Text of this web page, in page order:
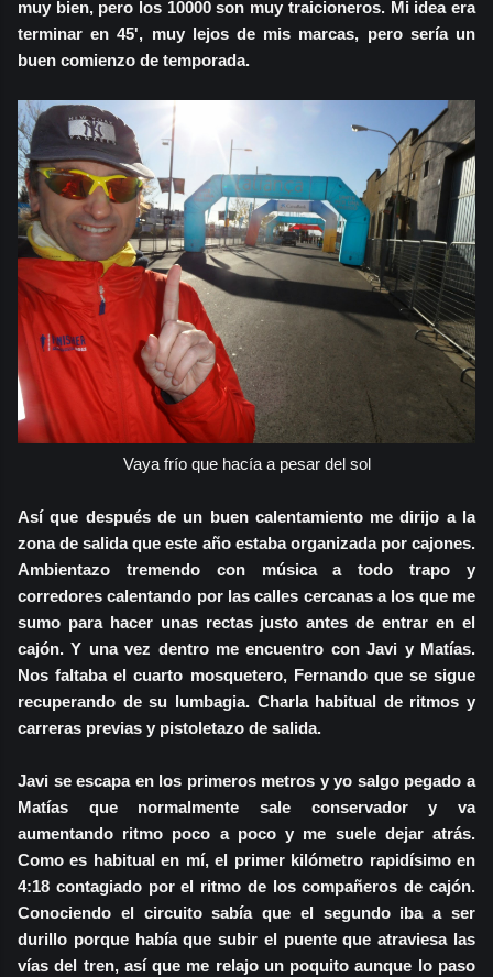
muy bien, pero los 10000 son muy traicioneros. Mi idea era
terminar en 45', muy lejos de mis marcas, pero sería un
buen comienzo de temporada.
Vaya frío que hacía a pesar del sol
Así que después de un buen calentamiento me dirijo a la
zona de salida que este año estaba organizada por cajones.
Ambientazo tremendo con música a todo trapo y
corredores calentando por las calles cercanas a los que me
sumo para hacer unas rectas justo antes de entrar en el
cajón. Y una vez dentro me encuentro con Javi y Matías.
Nos faltaba el cuarto mosquetero, Fernando que se sigue
recuperando de su lumbagia. Charla habitual de ritmos y
carreras previas y pistoletazo de salida.
Javi se escapa en los primeros metros y yo salgo pegado a
Matías que normalmente sale conservador y va
aumentando ritmo poco a poco y me suele dejar atrás.
Como es habitual en mí, el primer kilómetro rapidísimo en
4:18 contagiado por el ritmo de los compañeros de cajón.
Conociendo el circuito sabía que el segundo iba a ser
durillo porque había que subir el puente que atraviesa las
vías del tren, así que me relajo un poquito aunque lo paso